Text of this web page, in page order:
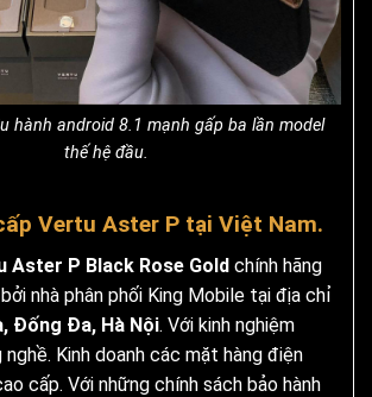
hành android 8.1 mạnh gấp ba lần model
thế hệ đầu.
Vertu Aster P tại Việt Nam.
Aster P Black Rose Gold chính hãng
nhà phân phối King Mobile tại địa chỉ
Đống Đa, Hà Nội. Với kinh nghiệm
nghề. Kinh doanh các mặt hàng điện
cấp. Với những chính sách bảo hành